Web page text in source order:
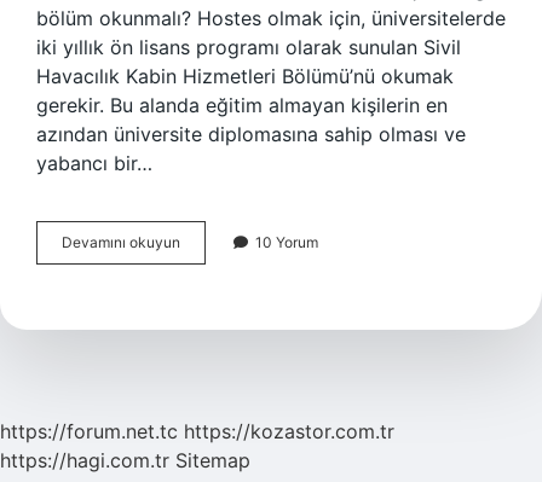
bölüm okunmalı? Hostes olmak için, üniversitelerde
iki yıllık ön lisans programı olarak sunulan Sivil
Havacılık Kabin Hizmetleri Bölümü’nü okumak
gerekir. Bu alanda eğitim almayan kişilerin en
azından üniversite diplomasına sahip olması ve
yabancı bir…
Devamını okuyun Hosteslik
Bölümü
10 Yorum
https://forum.net.tc https://kozastor.com.tr
https://hagi.com.tr Sitemap